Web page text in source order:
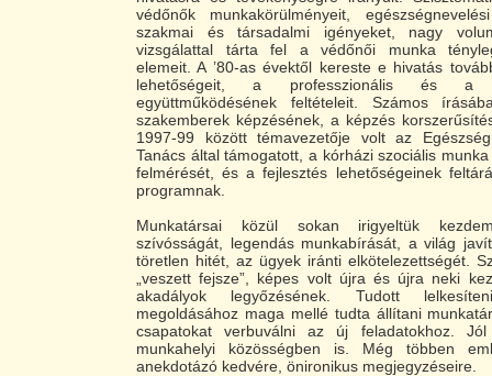
védőnők munkakörülményeit,
szakmai és társadalmi igényeket, nagy
vizsgálattal tárta fel a védőnői munka
elemeit. A ’80-as évektől kereste e hivatás
lehetőségeit, a professzionális és a
együttműködésének feltételeit. Számos
szakemberek képzésének, a képzés
1997-99 között témavezetője volt az
Tanács által támogatott, a kórházi szociális
felmérését, és a fejlesztés lehetőségeinek
programnak.
Munkatársai közül sokan irigyeltük
szívósságát, legendás munkabírását, a világ
töretlen hitét, az ügyek iránti elkötelezettségét.
„veszett fejsze”, képes volt újra és újra neki
akadályok legyőzésének. Tudott
megoldásához maga mellé tudta állítani
csapatokat verbuválni az új feladatokhoz.
munkahelyi közösségben is. Még többen
anekdotázó kedvére, önironikus megjegyzéseire.